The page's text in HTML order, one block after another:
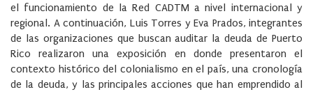
el funcionamiento de la Red CADTM a nivel internacional y
regional. A continuación, Luis Torres y Eva Prados, integrantes
de las organizaciones que buscan auditar la deuda de Puerto
Rico realizaron una exposición en donde presentaron el
contexto histórico del colonialismo en el país, una cronología
de la deuda, y las principales acciones que han emprendido al